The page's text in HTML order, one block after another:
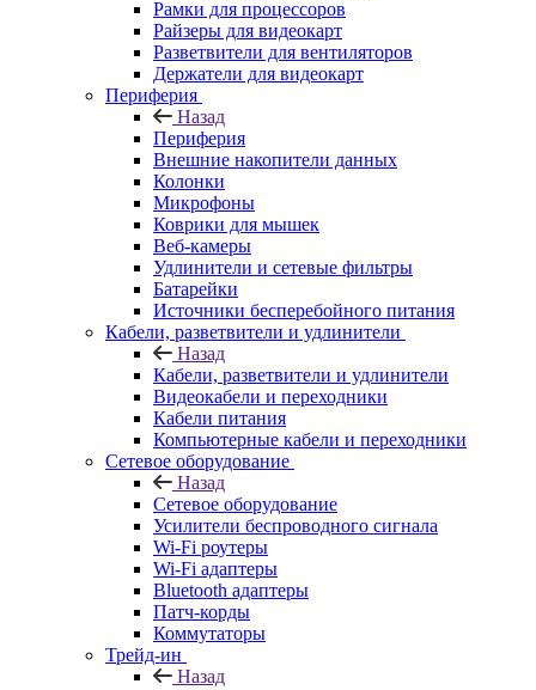
Рамки для процессоров
Райзеры для видеокарт
Разветвители для вентиляторов
Держатели для видеокарт
Периферия
Назад
Периферия
Внешние накопители данных
Колонки
Микрофоны
Коврики для мышек
Веб-камеры
Удлинители и сетевые фильтры
Батарейки
Источники бесперебойного питания
Кабели, разветвители и удлинители
Назад
Кабели, разветвители и удлинители
Видеокабели и переходники
Кабели питания
Компьютерные кабели и переходники
Сетевое оборудование
Назад
Сетевое оборудование
Усилители беспроводного сигнала
Wi-Fi роутеры
Wi-Fi адаптеры
Bluetooth адаптеры
Патч-корды
Коммутаторы
Трейд-ин
Назад